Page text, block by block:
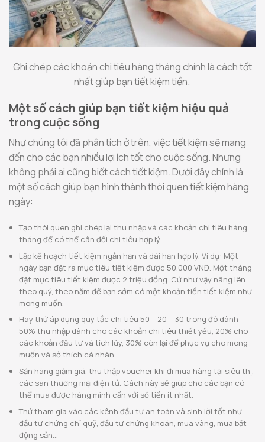
Ghi chép các khoản chi tiêu hàng tháng chính là cách tốt
nhất giúp bạn tiết kiệm tiền.
Một số cách giúp bạn tiết kiệm hiệu quả
trong cuộc sống
Như chúng tôi đã phân tích ở trên, việc tiết kiệm sẽ mang
đến cho các bạn nhiều lợi ích tốt cho cuộc sống. Nhưng
không phải ai cũng biết cách tiết kiệm. Dưới đây chính là
một số cách giúp bạn hình thành thói quen tiết kiệm hàng
ngày:
Tạo thói quen ghi chép lại thu nhập và các khoản chi tiêu hàng
tháng để có thể cân đối chi tiêu hợp lý.
Lập kế hoạch tiết kiệm ngắn hạn và dài hạn hợp lý. Ví dụ: Một
ngày bạn đặt ra mục tiêu tiết kiệm được 50.000 VNĐ. Một tháng
đặt mục tiêu tiết kiệm được 2 triệu đồng. Cứ như vậy nâng lên
theo quý, theo năm để bạn sớm có một khoản tiền tiết kiệm như
mong muốn.
Hãy thử áp dụng quy tắc chi tiêu 50 – 20 – 30 trong đó dành
50% thu nhập dành cho các khoản chi tiêu thiết yếu, 20% cho
các khoản đầu tư và tích lũy, 30% còn lại để phục vụ cho mong
muốn và sở thích cá nhân.
Săn hàng giảm giá, thu thập voucher khi đi mua hàng tại siêu thị,
các sàn thương mại điện tử. Cách này sẽ giúp cho các bạn có
thể mua được hàng mình cần với số tiền ít nhất.
Thử tham gia vào các kênh đầu tư an toàn và sinh lời tốt như
đầu tư chứng chỉ quỹ, đầu tư chứng khoán, mua vàng, mua bất
động sản…